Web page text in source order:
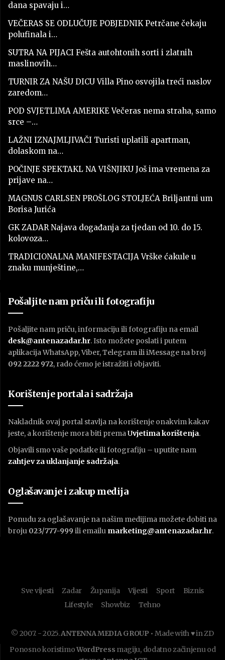
dana spavaju i…
VEČERAS SE ODLUČUJE POBJEDNIK Petrčane čekaju
polufinala i…
SUTRA NA PIJACI Fešta autohtonih sorti i zlatnih
maslinovih…
TURNIR ZA NAŠU DICU Villa Pino osvojila treći naslov
zaredom…
POD SVJETLIMA AMERIKE Večeras nema straha, samo
srce –…
LAŽNI IZNAJMLJIVAČI Turisti uplatili apartman,
dolaskom na…
POČINJE SPEKTAKL NA VIŠNJIKU Još ima vremena za
prijave na…
MAGNUS CARLSEN PROŠLOG STOLJEĆA Briljantni um
Borisa Jurića
GK ZADAR Najava događanja za tjedan od 10. do 15.
kolovoza…
TRADICIONALNA MANIFESTACIJA Vrške ćakule u
znaku munještine,…
Pošaljite nam priču ili fotografiju
Pošaljite nam priču, informaciju ili fotografiju na email
desk@antenazadar.hr. Isto možete poslati i putem
aplikacija WhatsApp, Viber, Telegram ili iMessage na broj
092 2222 972, rado ćemo je istražiti i objaviti.
Korištenje portala i sadržaja
Nakladnik ovaj portal stavlja na korištenje onakvim kakav
jeste, a korištenje mora biti premaUvjetima korištenja.
Objavili smo vaše podatke ili fotografiju – uputite nam
zahtjev za uklanjanje sadržaja.
Oglašavanje i zakup medija
Ponudu za oglašavanje na našim medijima možete dobiti na
broju 023/777-999 ili emailu marketing@antenazadar.hr.
Sve vijesti Zadar Županija Vijesti Sport
Biznis
Lifestyle
Showbiz Tehno
© 2007. - 2025.ANTENNA MEDIA GROUP • Made with ♥ in ZD
Ponosno koristimoWordPress magiju, dodatno začinjenu od